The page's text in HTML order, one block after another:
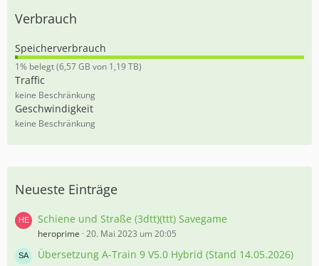
Verbrauch
Speicherverbrauch
0
,
5
5
%
1% belegt (6,57 GB von 1,19 TB)
Traffic
keine Beschränkung
Geschwindigkeit
keine Beschränkung
Neueste Einträge
Schiene und Straße (3dtt)(ttt) Savegame
heroprime 20. Mai 2023 um 20:05
Übersetzung A-Train 9 V5.0 Hybrid (Stand 14.05.2026)